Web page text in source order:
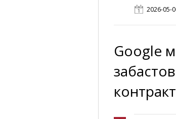
2026-05-
Google